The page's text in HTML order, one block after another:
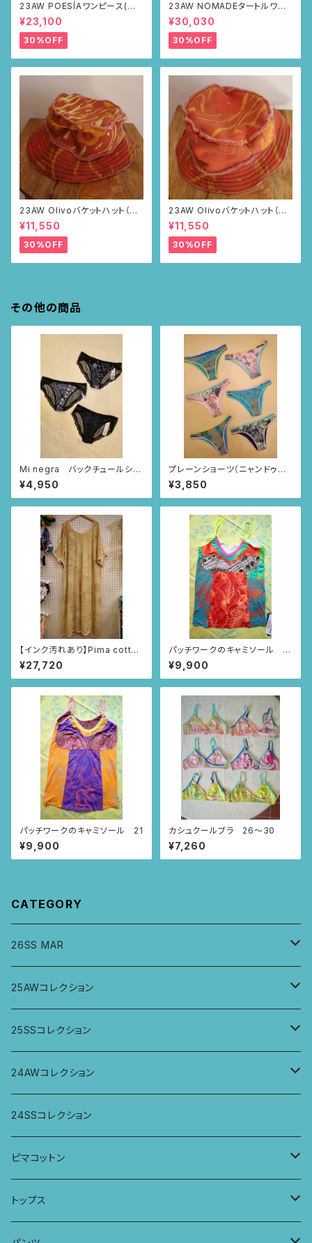
23AW POESÍAワンピース(ブラ
ウン・サボテンの山道柄)
¥23,100
30%OFF
23AW NOMADEタートルワン
ピース(メランジグレー・サボテ
ンの山道柄)
¥30,030
30%OFF
23AW Olivoバケットハット（ブ
ラウン・ポピー柄）
¥11,550
30%OFF
23AW Olivoバケットハット（ブ
ラウン・ポピー柄）
¥11,550
30%OFF
その他の商品
Mi negra バックチュールショ
ーツ（ブラック/ならんだハート
柄、ニャンドゥティ柄、インドの小
花柄）
¥4,950
プレーンショーツ（ニャンドゥテ
ィの風景柄）37〜42
¥3,850
【インク汚れあり】Pima cotton
サーフチュニック(マスタードイ
エロー・いちじく柄)
¥27,720
パッチワークのキャミソール 2
0
¥9,900
パッチワークのキャミソール 21
¥9,900
カシュクールブラ 26〜30
¥7,260
CATEGORY
26SS MAR
トップス
ジャケット、羽織
パンツ
ワンピース
25AWコレクション
トップス
パンツ
スカート
パーカー
25SSコレクション
トップス
パンツ
ワンピース
24AWコレクション
ワイドパンツ
ロングスリーブトップス
ロングスリーブワンピース
24SSコレクション
ピマコットン
Tシャツ
トップス